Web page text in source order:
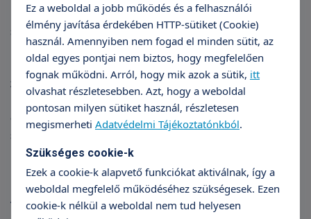
Kezeletlen esetben a pajzsmirigy alulműködése
számos szövődményt okozhat (nyelési vagy légzési
problémákat okozó golyva, szívproblémák, magas
koleszterinszint, a végtagokban fájdalmat,
zsibbadást és bizsergést okozó perifériás
idegkárosodás, meddőség, kezeletlen esetben ritka
és életveszélyes mixödémás kóma, csecsemőknél
súlyos testi és szellemi fejlődési problémák, stb.).
A pajzsmirigy göbök típusai
Ez a weboldal a jobb működés és a felhasználói
élmény javítása érdekében HTTP-sütiket (Cookie)
használ. Amennyiben nem fogad el minden sütit, az
oldal egyes pontjai nem biztos, hogy megfelelően
fognak működni. Arról, hogy mik azok a sütik, itt
olvashat részletesebben. Azt, hogy a weboldal
pontosan milyen sütiket használ, részletesen
megismerheti Adatvédelmi Tájékoztatónkból.
Szükséges cookie-k
Ezek a cookie-k alapvető funkciókat aktiválnak, így a
weboldal megfelelő működéséhez szükségesek. Ezen
cookie-k nélkül a weboldal nem tud helyesen